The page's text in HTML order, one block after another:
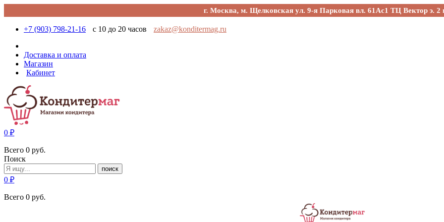
г. Москва, м. Щелковская ул. 9-я Парковая вл. 61Ас1 ТЦ Вектор э. 2
+7 (903) 798-21-16 с 10 до 20 часов zakaz@konditermag.ru
Доставка и оплата
Магазин
Кабинет
0 ₽
Всего 0 руб.
Поиск
поиск
0 ₽
Всего 0 руб.